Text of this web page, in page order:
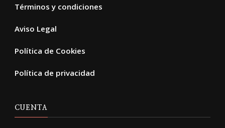
Términos y condiciones
Aviso Legal
Política de Cookies
Política de privacidad
CUENTA